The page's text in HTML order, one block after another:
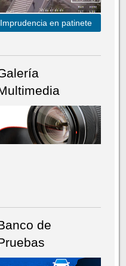
Imprudencia en patinete
de